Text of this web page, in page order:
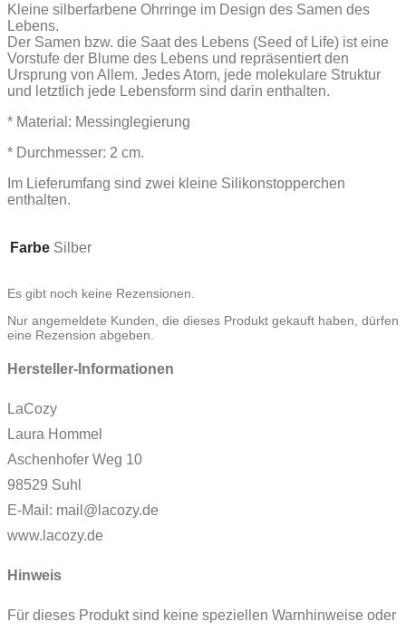
Kleine silberfarbene Ohrringe im Design des Samen des
Lebens.
Der Samen bzw. die Saat des Lebens (Seed of Life) ist eine
Vorstufe der Blume des Lebens und repräsentiert den
Ursprung von Allem. Jedes Atom, jede molekulare Struktur
und letztlich jede Lebensform sind darin enthalten.
* Material: Messinglegierung
* Durchmesser: 2 cm.
Im Lieferumfang sind zwei kleine Silikonstopperchen
enthalten.
Farbe Silber
Es gibt noch keine Rezensionen.
Nur angemeldete Kunden, die dieses Produkt gekauft haben, dürfen
eine Rezension abgeben.
Hersteller-Informationen
LaCozy
Laura Hommel
Aschenhofer Weg 10
98529 Suhl
E-Mail: mail@lacozy.de
www.lacozy.de
Hinweis
Für dieses Produkt sind keine speziellen Warnhinweise oder